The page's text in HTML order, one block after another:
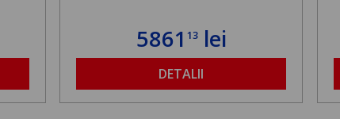
5861 13lei
DETALII